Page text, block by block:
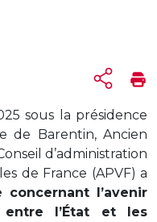
sous la présidence
de Barentin, Ancien
d’administration
de France (APVF) a
concernant l’avenir
entre l’État et les